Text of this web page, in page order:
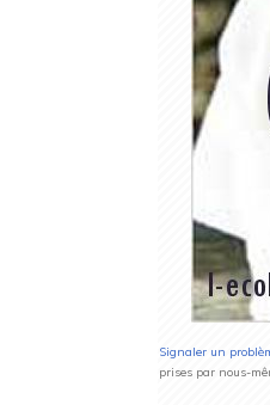
Signaler un
prises par nous-